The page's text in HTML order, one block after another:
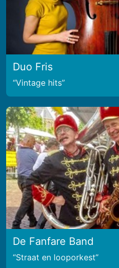
Duo Fris
Vintage hits
De Fanfare Band
Straat en looporkest